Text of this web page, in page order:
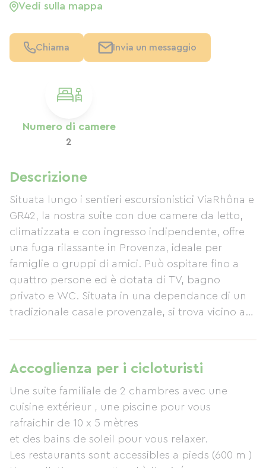
Numero di camere
2
Descrizione
Situata lungo i sentieri escursionistici ViaRhôna e
GR42, la nostra suite con due camere da letto,
climatizzata e con ingresso indipendente, offre
una fuga rilassante in Provenza, ideale per
famiglie o gruppi di amici. Può ospitare fino a
quattro persone ed è dotata di TV, bagno
privato e WC. Situata in una dependance di un
tradizionale casale provenzale, si trova vicino ad
dispone di una piscina per rinfrescarvi dopo una
giornata di esplorazione. È disponibile un
parcheggio custodito. A vostra disposizione
troverete una cucina esterna attrezzata con
forno a microonde e piano cottura a induzione,
oltre a mobili da giardino. La piscina misura 10 x
5 metri. Ristoranti e ristoranti sono raggiungibili
Accoglienza per i cicloturisti
Une suite familiale de 2 chambres avec une
cuisine extérieur , une piscine pour vous
rafraichir de 10 x 5 mètres
et des bains de soleil pour vous relaxer.
Les restaurants sont accessibles a pieds (600 m )
Vedi sulla mappa
Chiama Invia un messaggio